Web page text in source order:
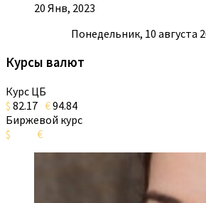
20 Янв, 2023
Понедельник, 10 августа
Курсы валют
Курс ЦБ
$ 82.17 €94.84
Биржевой курс
$
€